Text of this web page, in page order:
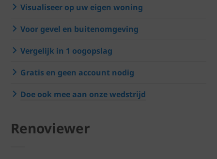
Visualiseer op uw eigen woning
Voor gevel en buitenomgeving
Vergelijk in 1 oogopslag
Gratis en geen account nodig
Doe ook mee aan onze wedstrijd
Renoviewer